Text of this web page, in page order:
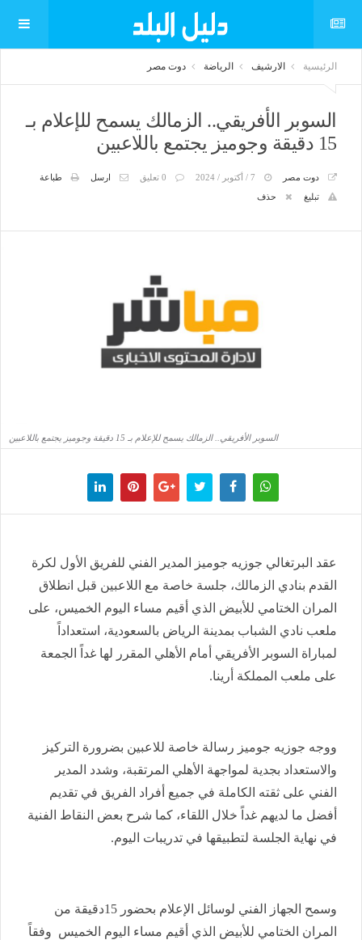
الرئيسية الارشيف الرياضة دوت مصر
السوبر الأفريقي.. الزمالك يسمح للإعلام بـ
15 دقيقة وجوميز يجتمع باللاعبين
دوت مصر 0 تعليق ارسل
طباعة
تبليغ
حذف
السوبر الأفريقي.. الزمالك يسمح للإعلام بـ 15 دقيقة وجوميز يجتمع باللاعبين
عقد البرتغالي جوزيه جوميز المدير الفني للفريق الأول لكرة
القدم بنادي الزمالك، جلسة خاصة مع اللاعبين قبل انطلاق
المران الختامي للأبيض الذي أقيم مساء اليوم الخميس، على
ملعب نادي الشباب بمدينة الرياض بالسعودية، استعداداً
لمباراة السوبر الأفريقي أمام الأهلي المقرر لها غداً الجمعة
على ملعب المملكة أرينا.
ووجه جوزيه جوميز رسالة خاصة للاعبين بضرورة التركيز
والاستعداد بجدية لمواجهة الأهلي المرتقبة، وشدد المدير
الفني على ثقته الكاملة في جميع أفراد الفريق في تقديم
أفضل ما لديهم غداً خلال اللقاء، كما شرح بعض النقاط الفنية
في نهاية الجلسة لتطبيقها في تدريبات اليوم.
وسمح الجهاز الفني لوسائل الإعلام بحضور 15دقيقة من
المران الختامي للأبيض الذي أقيم مساء اليوم الخميس وفقاً